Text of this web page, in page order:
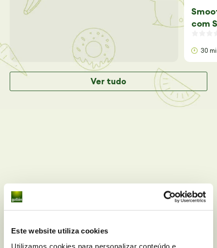
Este website utiliza cookies
Utilizamos cookies para personalizar conteúdo e
com
30
Ver tudo
Você tem alguma dúvida